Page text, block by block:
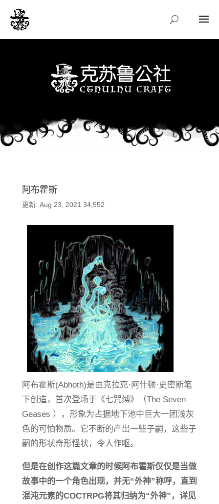
阿布霍斯
更新: Aug 23, 2021 34,552
阿布霍斯(Abhoth)是由克拉克·阿什顿·史密斯笔
下创造，首次登场于《七咒缚》（The Seven
Geases ），形象为占据地下池中巨大一团浅灰
色的可怕物质。它不断的产出一些子嗣，这些子
嗣的形状奇形怪状，令人作呕。
但是在创作这篇文章的时候阿布霍斯仅仅是当做
故事中的一个角色出现，并无“外神”称呼，直到
混沌元素的COCTRPG将其归纳为“外神”，详见